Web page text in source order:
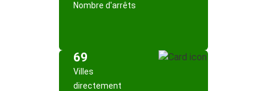
Nombre d'arrêts
69
Villes
directement